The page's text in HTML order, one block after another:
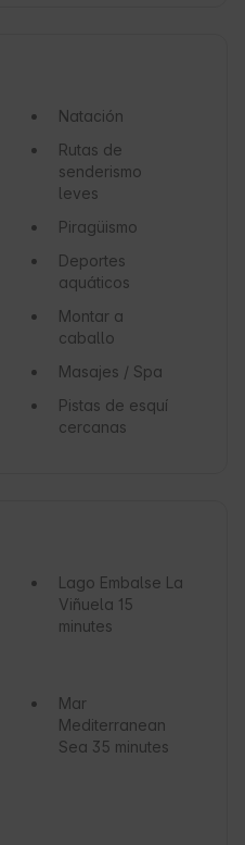
Natación
Rutas de
senderismo
leves
Piragüismo
Deportes
aquáticos
Montar a
caballo
Masajes / Spa
Pistas de esquí
cercanas
Lago Embalse La
Viñuela 15
minutes
Mar
Mediterranean
Sea 35 minutes